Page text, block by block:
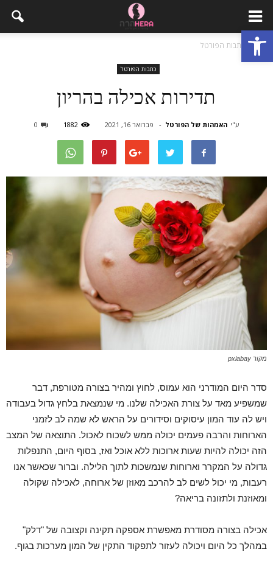
פתח סרגל נגישות
בית כתבות הפורטל
כתבות הפורטל
תדירות אכילה בהריון
ע"י האמהות של הפורטל - פברואר 16, 2021 1882
0
מקור pxiabay
סדר היום המודרני הוא עמוס, לחוץ ומהיר בצורה מטורפת, דבר
שמשפיע מאד על צורת האכילה שלנו. מי שנמצאת בלחץ גדול בעבודה
ויש לה עוד המון עיסוקים וסידורים על הראש לא שמה לב לזמני
הארוחות והרבה פעמים יכולה ממש לשכוח לאכול. התוצאה של המצב
הזה יכולה להיות שעות ארוכות ללא אוכל ואז, בסוף היום, התנפלות
גדולה על המקרר וארוחות שנמשכות לתוך הלילה. וברור שכאשר אנו
רעבות, מי יכול לשים לב להרכב מאוזן של ארוחה, לאכילה שקולה
ומאוזנת ולתזונה בריאה?
אכילה בצורה מסודרת מאפשרת אספקה תקינה וקצובה של "דלק"
במהלך כל היום ויכולה לעזור לתפקוד התקין של המון מערכות בגוף.